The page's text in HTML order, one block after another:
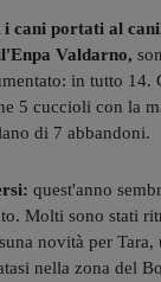
i cani portati al
Valdarno,
in tutto 14.
5 cuccioli con la
di 7 abbandoni.
quest'anno
Molti sono stati
novità per Tara,
nella zona del